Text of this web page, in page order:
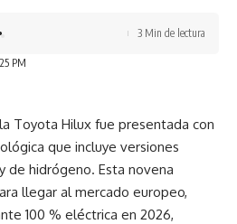
PM
3 Min de lectura
Toyota Hilux fue presentada con
que incluye versiones
de hidrógeno. Esta novena
llegar al mercado europeo,
100 % eléctrica en 2026,